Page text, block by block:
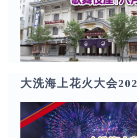
大洗海上花火大会